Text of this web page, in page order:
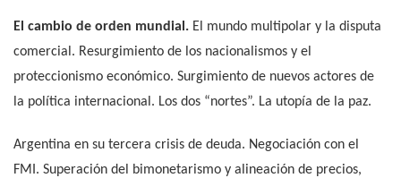
El cambio de orden mundial. El mundo multipolar y la disputa
comercial. Resurgimiento de los nacionalismos y el
proteccionismo económico. Surgimiento de nuevos actores de
la política internacional. Los dos “nortes”. La utopía de la paz.
Argentina en su tercera crisis de deuda. Negociación con el
FMI. Superación del bimonetarismo y alineación de precios,